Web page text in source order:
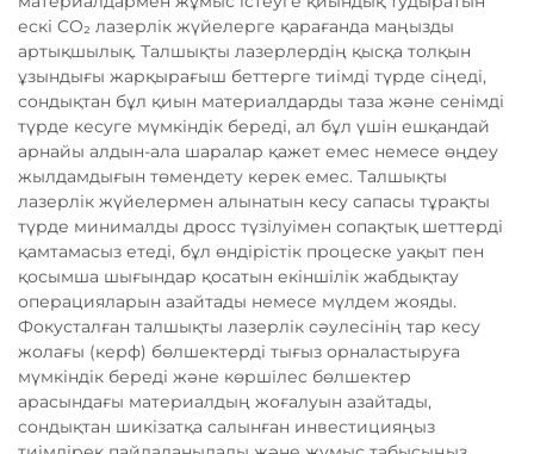
ескі CO₂ лазерлік жүйелерге қарағанда маңызды
артықшылық. Талшықты лазерлердің қысқа толқын
ұзындығы жарқырағыш беттерге тиімді түрде сіңеді,
сондықтан бұл қиын материалдарды таза және сенімді
түрде кесуге мүмкіндік береді, ал бұл үшін ешқандай
арнайы алдын-ала шаралар қажет емес немесе өңдеу
жылдамдығын төмендету керек емес. Талшықты
лазерлік жүйелермен алынатын кесу сапасы тұрақты
түрде минималды дросс түзілуімен сопақтық шеттерді
қамтамасыз етеді, бұл өндірістік процеске уақыт пен
қосымша шығындар қосатын екіншілік жабдықтау
операцияларын азайтады немесе мүлдем жояды.
Фокусталған талшықты лазерлік сәулесінің тар кесу
жолағы (керф) бөлшектерді тығыз орналастыруға
мүмкіндік береді және көршілес бөлшектер
арасындағы материалдың жоғалуын азайтады,
сондықтан шикізатқа салынған инвестицияңыз